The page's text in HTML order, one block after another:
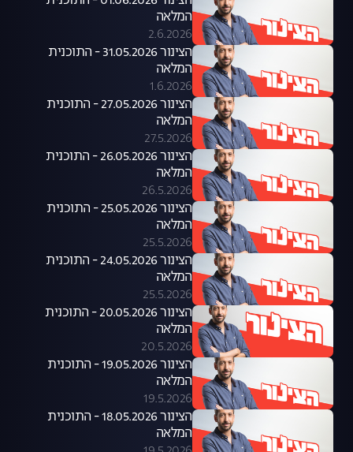
המלאה
2.6.2026
הצינור 31.05.2026 - התוכנית
המלאה
1.6.2026
הצינור 27.05.2026 - התוכנית
המלאה
27.5.2026
הצינור 26.05.2026 - התוכנית
המלאה
26.5.2026
הצינור 25.05.2026 - התוכנית
המלאה
25.5.2026
הצינור 24.05.2026 - התוכנית
המלאה
25.5.2026
הצינור 20.05.2026 - התוכנית
המלאה
20.5.2026
הצינור 19.05.2026 - התוכנית
המלאה
19.5.2026
הצינור 18.05.2026 - התוכנית
המלאה